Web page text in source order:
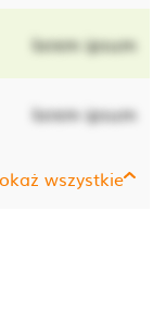
lorem ipsum
lorem ipsum
wszystkie